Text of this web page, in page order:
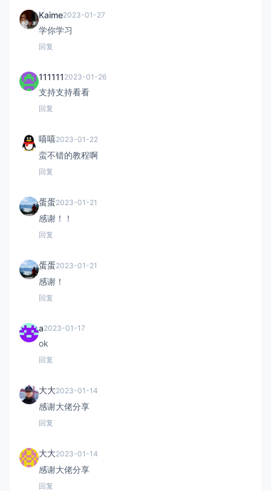
Kaime2023-01-27
学你学习
回复
111111 2023-01-26
支持支持看看
回复
嘻嘻2023-01-22
蛮不错的教程啊
回复
蛋蛋2023-01-21
感谢！！
回复
蛋蛋2023-01-21
感谢！
回复
a2023-01-17
ok
回复
大大2023-01-14
感谢大佬分享
回复
大大2023-01-14
感谢大佬分享
回复